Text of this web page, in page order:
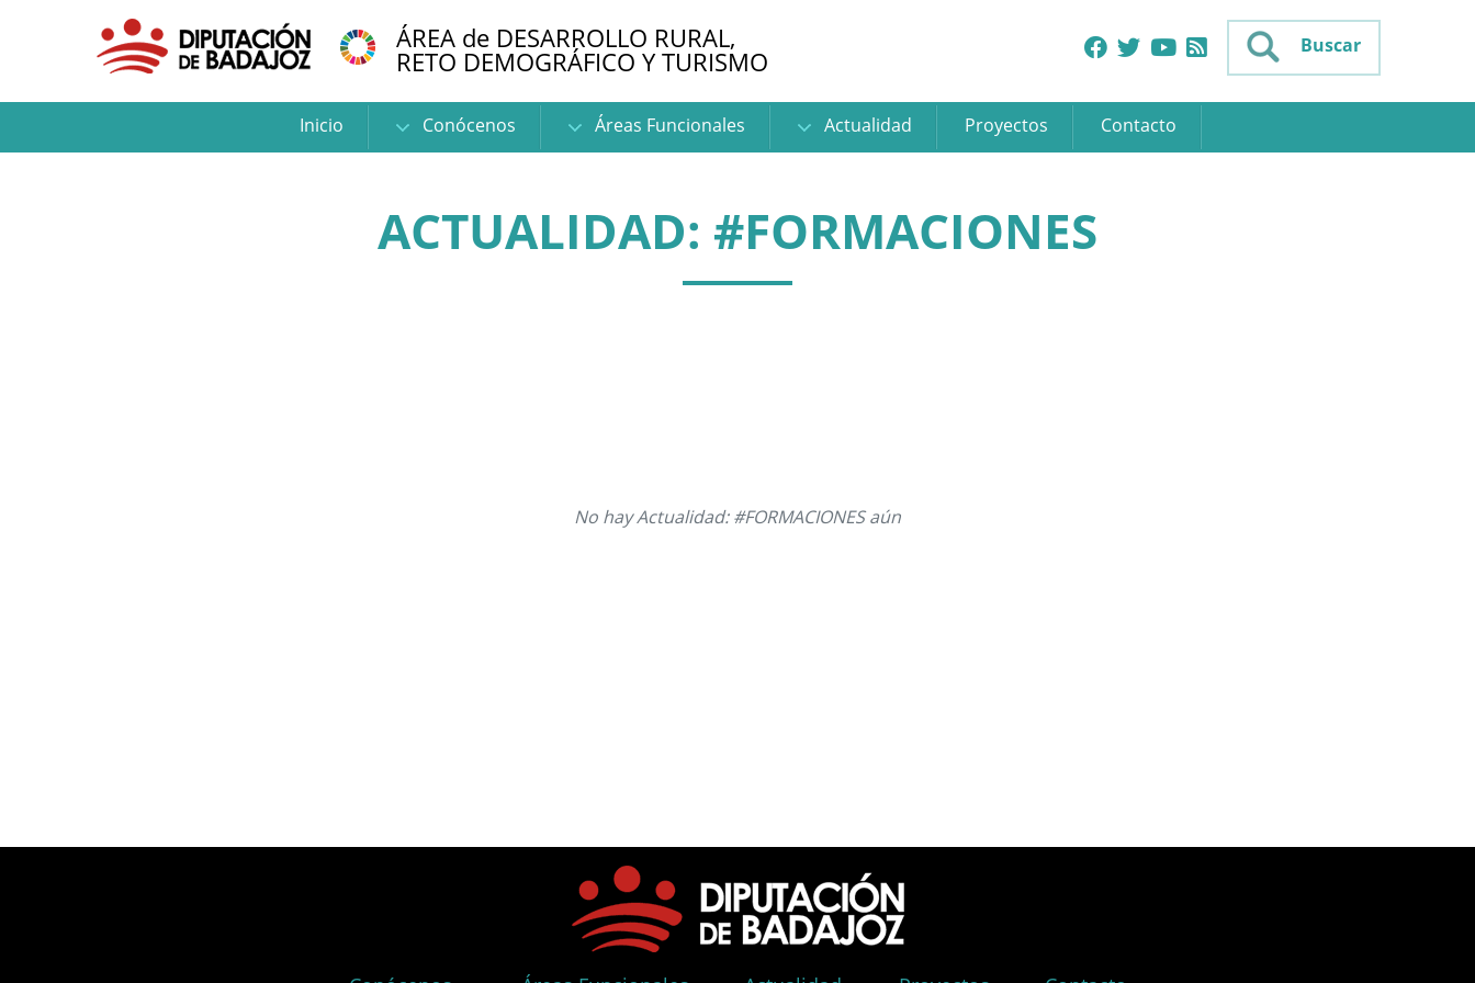
ÁREA de DESARROLLO RURAL,
RETO DEMOGRÁFICO Y TURISMO Buscar
Inicio Conócenos Áreas Funcionales Actualidad Proyectos Contacto
ACTUALIDAD: #FORMACIONES
No hay Actualidad: #FORMACIONES aún